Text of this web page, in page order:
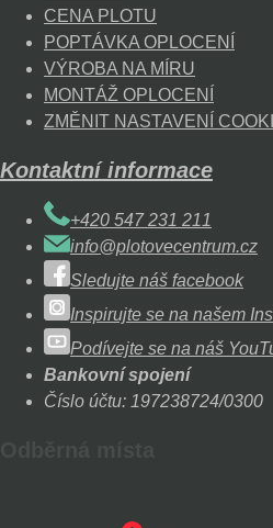
CENA PLOTU
POPTÁVKA OPLOCENÍ
VÝROBA NA MÍRU
MONTÁŽ OPLOCENÍ
ZMĚNIT NASTAVENÍ
Kontaktní informace
+420 547 231 211
info@plotovecentrum.cz
Sledujte náš facebook
Inspirujte se na našem
Podívejte se na náš
Bankovní spojení
Číslo účtu: 197238724/0300